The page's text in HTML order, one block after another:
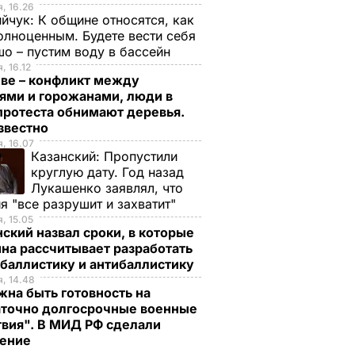
16.26
К общине относятся, как
Будете вести себя
– пустим воду в бассейн
16.12
– конфликт между
и горожанами, люди в
обнимают деревья.
16.07
Казанский: Пропустили
круглую дату. Год назад
Лукашенко заявлял, что
"все разрушит и захватит"
15.05
назвал сроки, в которые
рассчитывает разработать
и антибаллистику
14.48
быть готовность на
долгосрочные военные
В МИД РФ сделали